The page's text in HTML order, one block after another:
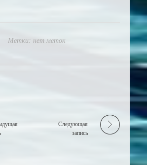
Метки: нет меток
Следующая
запись